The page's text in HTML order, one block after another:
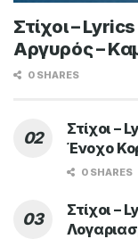
Στίχοι –
Αργυρός –
0 SHARES
Στίχοι –
Ένοχο
0 SHARES
Στίχοι –